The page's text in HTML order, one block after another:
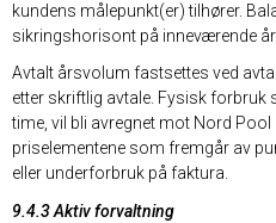
kundens målepunkt(er) tilhører.
sikringshorisont på inneværende
Avtalt årsvolum fastsettes ved
etter skriftlig avtale. Fysisk
time, vil bli avregnet mot Nord
priselementene som fremgår av
eller underforbruk på faktura.
9.4.3 Aktiv forvaltning